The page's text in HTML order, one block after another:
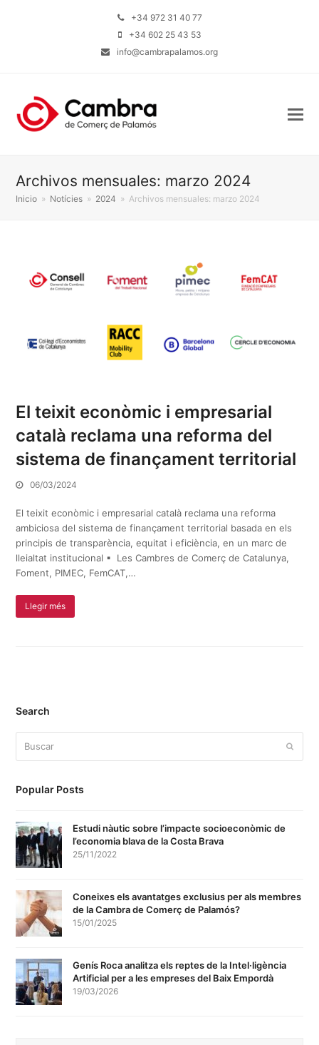
+34 972 31 40 77
+34 602 25 43 53
info@cambrapalamos.org
Archivos mensuales: marzo 2024
Inicio » Notícies » 2024 » Archivos mensuales: marzo 2024
El teixit econòmic i empresarial
català reclama una reforma del
sistema de finançament territorial
06/03/2024
El teixit econòmic i empresarial català reclama una reforma
ambiciosa del sistema de finançament territorial basada en els
principis de transparència, equitat i eficiència, en un marc de
lleialtat institucional ▪ Les Cambres de Comerç de Catalunya,
Foment, PIMEC, FemCAT,…
Llegir més
Search
Popular Posts
Estudi nàutic sobre l’impacte socioeconòmic de
l’economia blava de la Costa Brava
25/11/2022
Coneixes els avantatges exclusius per als membres
de la Cambra de Comerç de Palamós?
15/01/2025
Genís Roca analitza els reptes de la Intel·ligència
Artificial per a les empreses del Baix Empordà
19/03/2026